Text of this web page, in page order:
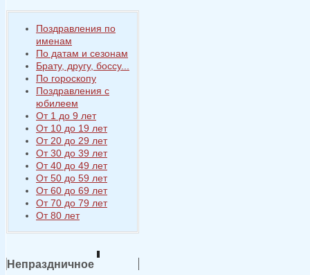
Поздравления по
именам
По датам и сезонам
Брату, другу, боссу...
По гороскопу
Поздравления с
юбилеем
От 1 до 9 лет
От 10 до 19 лет
От 20 до 29 лет
От 30 до 39 лет
От 40 до 49 лет
От 50 до 59 лет
От 60 до 69 лет
От 70 до 79 лет
От 80 лет
Непраздничное